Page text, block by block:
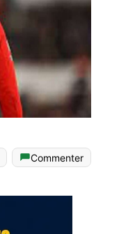
Commenter